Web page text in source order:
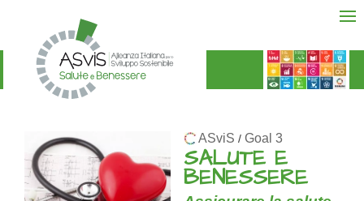
ASviS / Goal 3
SALUTE E
BENESSERE